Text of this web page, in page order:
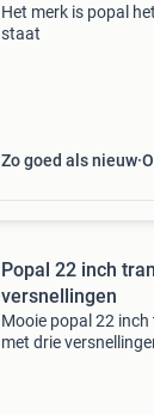
Het merk is popal
staat
Zo goed als nieuw
Popal 22 inch
versnellingen
Mooie popal 22
met drie